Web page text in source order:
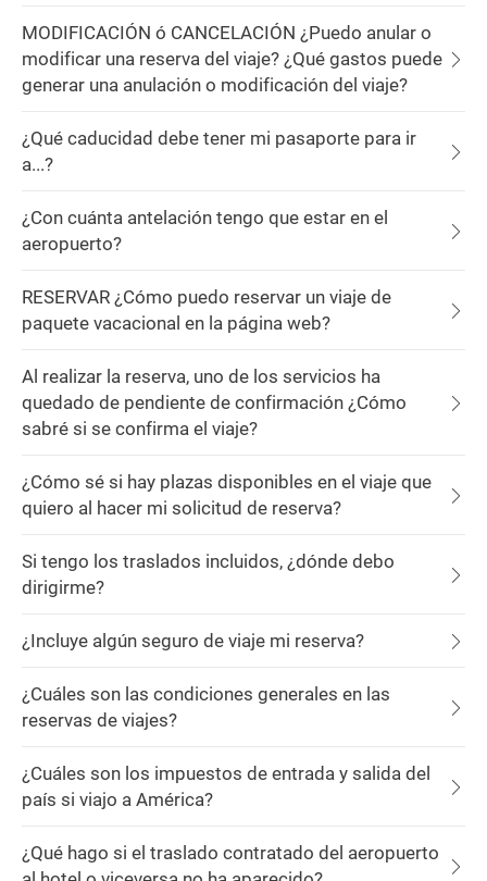
MODIFICACIÓN ó CANCELACIÓN ¿Puedo anular o
modificar una reserva del viaje? ¿Qué gastos puede
generar una anulación o modificación del viaje?
¿Qué caducidad debe tener mi pasaporte para ir
a...?
¿Con cuánta antelación tengo que estar en el
aeropuerto?
RESERVAR ¿Cómo puedo reservar un viaje de
paquete vacacional en la página web?
Al realizar la reserva, uno de los servicios ha
quedado de pendiente de confirmación ¿Cómo
sabré si se confirma el viaje?
¿Cómo sé si hay plazas disponibles en el viaje que
quiero al hacer mi solicitud de reserva?
Si tengo los traslados incluidos, ¿dónde debo
dirigirme?
¿Incluye algún seguro de viaje mi reserva?
¿Cuáles son las condiciones generales en las
reservas de viajes?
¿Cuáles son los impuestos de entrada y salida del
país si viajo a América?
¿Qué hago si el traslado contratado del aeropuerto